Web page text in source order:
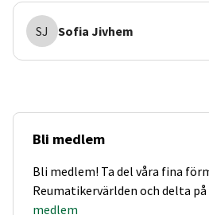
SJ Sofia Jivhem
Bli medlem
Bli medlem! Ta del våra fina
Reumatikervärlden och delta
medlem